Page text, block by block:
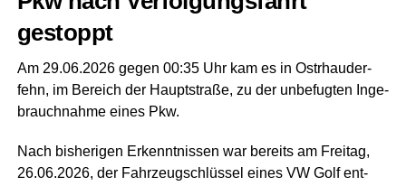
gestoppt
Am 29.06.2026 gegen 00:35 Uhr kam es in Ost­rhau­der­
fehn, im Bereich der Haupt­stra­ße, zu der unbe­fug­ten Inge­
brauch­nah­me eines Pkw.
Nach bis­he­ri­gen Erkennt­nis­sen war bereits am Frei­tag,
26.06.2026, der Fahr­zeug­schlüs­sel eines VW Golf ent­